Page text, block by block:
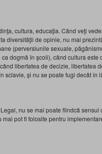
cultura, educaţia. Când veţi
diversităţii de opinie, nu mai
(perversiunile sexuale,
dogmă în şcoli), când cultura este
libertatea de decizie, libertatea
sclavie, şi nu se poate fugi decât în
nu se mai poate fiindcă
pot fi folosite pentru